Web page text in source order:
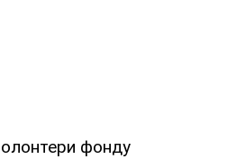
фонду